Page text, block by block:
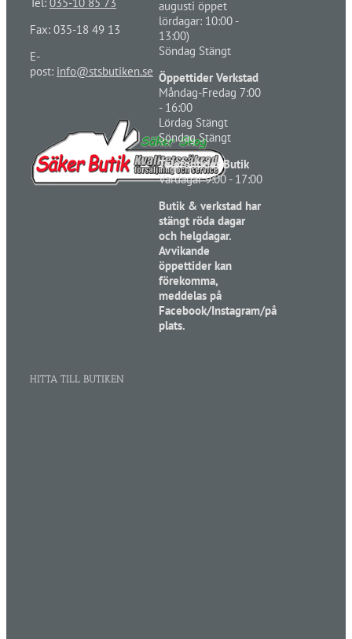
Fax: 035-18 49 13
E-
post: info@stsbutiken.se
augusti öppet
lördagar: 10:00 -
13:00)
Söndag Stängt
Öppettider Verkstad
Måndag-Fredag 7:00
- 16:00
Lördag Stängt
Söndag Stängt
Telefontider Butik
Vardagar 9:00 - 17:00
Butik & verkstad har
stängt röda dagar
och helgdagar.
Avvikande
öppettider kan
förekomma,
meddelas på
Facebook/Instagram/på
plats.
HITTA TILL BUTIKEN